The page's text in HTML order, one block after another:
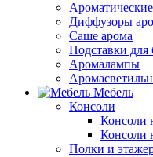
Диффузоры
Саше арома
Подставки для
Аромалампы
Мебель
Консоли
Консоли
Консоли
Полки и